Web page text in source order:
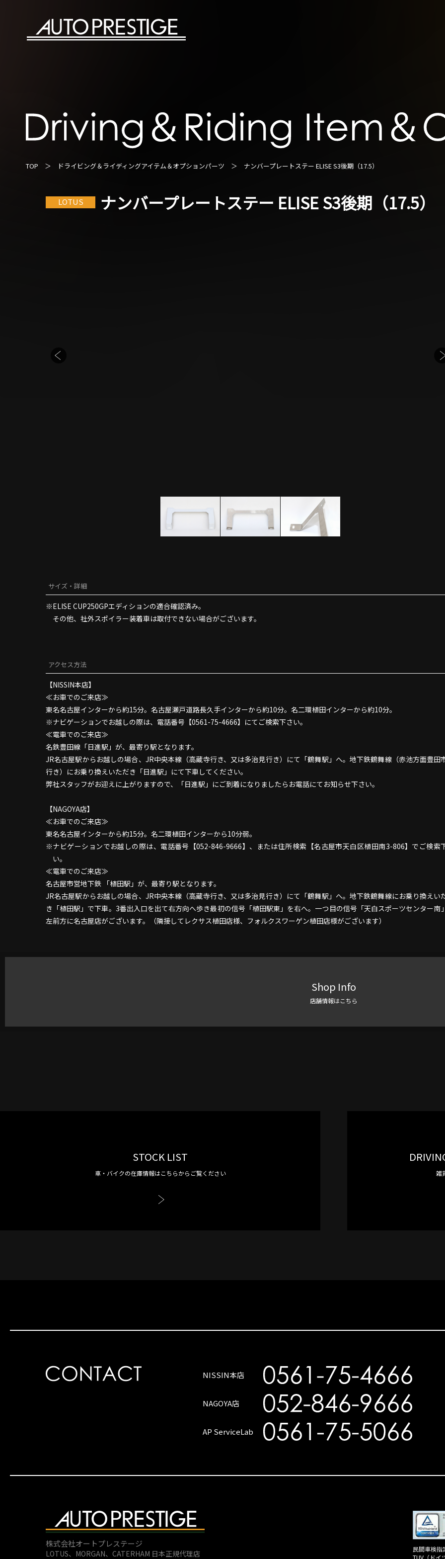
TOP ＞ ドライビング＆ライディングアイテム＆オプションパーツ ＞ ナンバープレートステー ELISE S3後期（17.5）
LOTUS ナンバープレートステー ELISE S3後期（17.5）
サイズ・詳細
※ELISE CUP250GPエディションの適合確認済み。
その他、社外スポイラー装着車は取付できない場合がございます。
アクセス方法
【NISSIN本店】
≪お車でのご来店≫
東名名古屋インターから約15分。名古屋瀬戸道路長久手インターから約10分。名二環植田インターから約10分。
ナビゲーションでお越しの際は、電話番号【0561-75-4666】にてご検索下さい。
≪電車でのご来店≫
名鉄豊田線「日進駅」が、最寄り駅となります。
JR名古屋駅からお越しの場合、JR中央本線（高蔵寺行き、又は多治見行き）にて「鶴舞駅」へ。地下鉄鶴舞線（赤池方面豊田
行き）にお乗り換えいただき「日進駅」にて下車してください。
弊社スタッフがお迎えに上がりますので、「日進駅」にご到着になりましたらお電話にてお知らせ下さい。
【NAGOYA店】
≪お車でのご来店≫
東名名古屋インターから約15分。名二環植田インターから10分弱。
ナビゲーションでお越しの際は、電話番号【052-846-9666】、または住所検索【名古屋市天白区植田南3-806】でご検索
い。
≪電車でのご来店≫
名古屋市営地下鉄 「植田駅」が、最寄り駅となります。
JR名古屋駅からお越しの場合、JR中央本線（高蔵寺行き、又は多治見行き）にて「鶴舞駅」へ。地下鉄鶴舞線にお乗り換えい
き「植田駅」で下車。3番出入口を出て右方向へ歩き最初の信号「植田駅東」を右へ。一つ目の信号「天白スポーツセンター南
左前方に名古屋店がございます。（隣接してレクサス植田店様、フォルクスワーゲン植田店様がございます）
Shop Info
店舗情報はこちら
STOCK LIST
車・バイクの在庫情報はこちらからご覧ください 雑
NISSIN本店
NAGOYA店
AP ServiceLab
株式会社オートプレステージ
LOTUS、MORGAN、 CATERHAM 日本正規代理店
民間車検指